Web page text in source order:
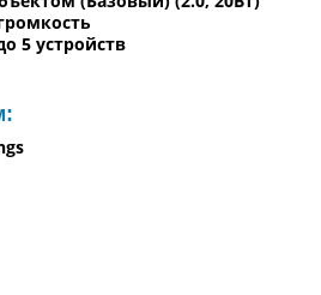
5 устройств